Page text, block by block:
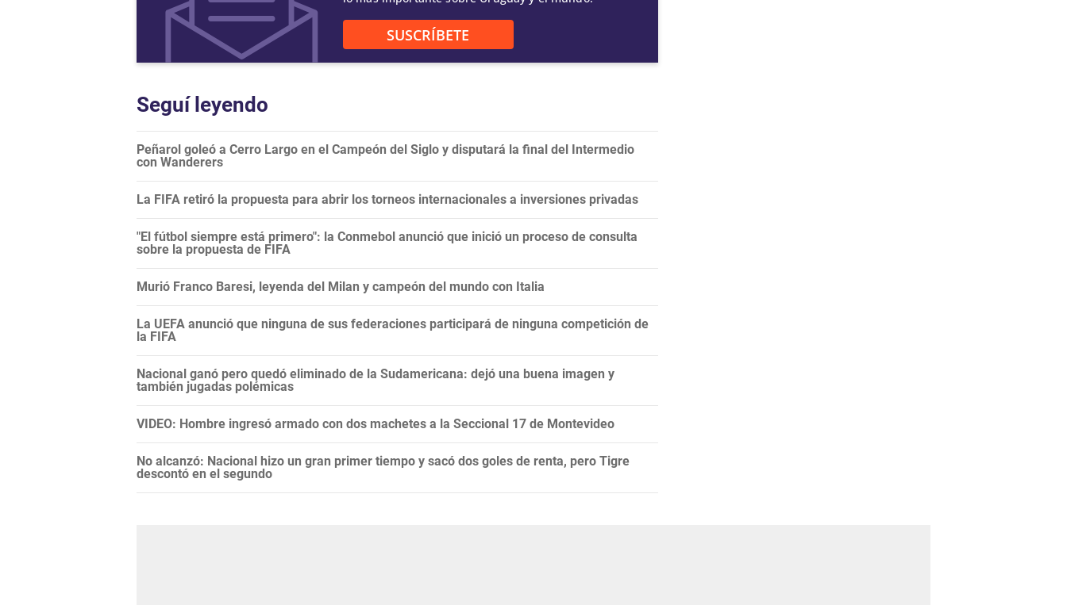
SUSCRÍBETE
Seguí leyendo
Peñarol goleó a Cerro Largo en el Campeón del Siglo y disputará la final del Intermedio
con Wanderers
La FIFA retiró la propuesta para abrir los torneos internacionales a inversiones privadas
"El fútbol siempre está primero": la Conmebol anunció que inició un proceso de consulta
sobre la propuesta de FIFA
Murió Franco Baresi, leyenda del Milan y campeón del mundo con Italia
La UEFA anunció que ninguna de sus federaciones participará de ninguna competición de
la FIFA
Nacional ganó pero quedó eliminado de la Sudamericana: dejó una buena imagen y
también jugadas polémicas
VIDEO: Hombre ingresó armado con dos machetes a la Seccional 17 de Montevideo
No alcanzó: Nacional hizo un gran primer tiempo y sacó dos goles de renta, pero Tigre
descontó en el segundo